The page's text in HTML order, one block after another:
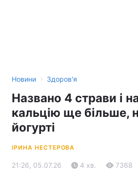
Новини › Здоров'я
Названо 4 страви і
кальцію ще більше,
йогурті
ІРИНА НЕСТЕРОВА
21:26, 05.07.26 4 хв. 7368